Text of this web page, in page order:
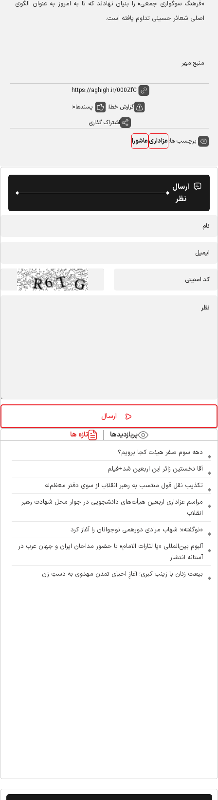
«فرهنگ سوگواری جمعی» را بنیان نهادند که تا به امروز به عنوان الگوی
اصلی شعائر حسینی تداوم یافته است.
منبع:مهر
گزارش خطا پسندها0
اشتراک گذاری
برچسب ها:عزاداریعاشورا
ارسال
نظر
پربازدیدها تازه ها
دهه سوم صفر هیئت کجا برویم؟
آقا نخستین زائر این اربعین شد+فیلم
تکذیب نقل قول منتسب به رهبر انقلاب از سوی دفتر معظم‌له
مراسم عزاداری اربعین هیأت‌های دانشجویی در جوار محل شهادت رهبر
انقلاب
«نوگفته»؛ شهاب مرادی دورهمی نوجوانان را آغاز کرد
آلبوم بین‌المللی «یا لثارات الامام» با حضور مداحان ایران و جهان عرب در
آستانه انتشار
بیعت زنان با زینب کبری؛ آغازِ احیای تمدنِ مهدوی به دستِ زن